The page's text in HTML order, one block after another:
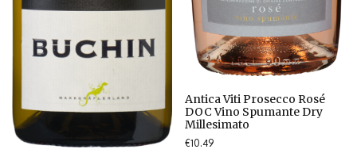
Antica Viti Prosecco Rosé
DOC Vino Spumante Dry
Millesimato
€10.49